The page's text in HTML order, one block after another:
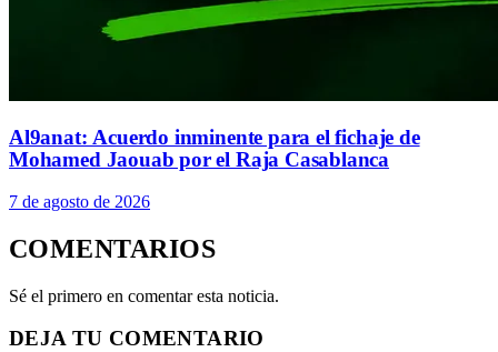
Al9anat: Acuerdo inminente para el fichaje de
Mohamed Jaouab por el Raja Casablanca
7 de agosto de 2026
COMENTARIOS
Sé el primero en comentar esta noticia.
DEJA TU COMENTARIO